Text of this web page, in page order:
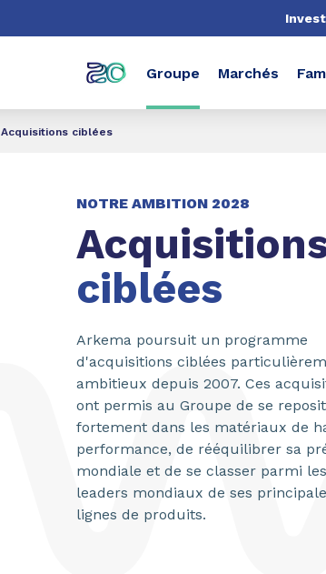
Groupe Marchés
Acquisitions ciblées
NOTRE AMBITION 2028
ciblées
Arkema poursuit un programme
d'acquisitions ciblées
ambitieux depuis 2007. Ces
ont permis au Groupe de se
fortement dans les matériaux de
performance, de rééquilibrer sa
mondiale et de se classer parmi les
leaders mondiaux de ses
lignes de produits.